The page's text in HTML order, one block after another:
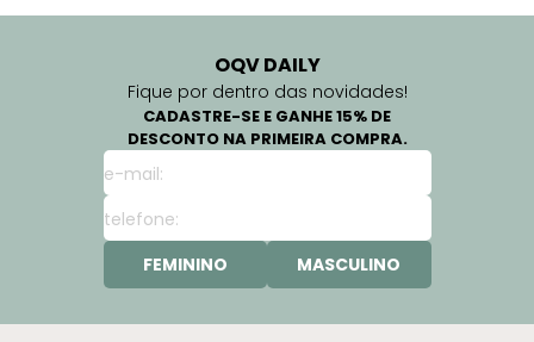
OQV DAILY
Fique por dentro das novidades!
CADASTRE-SE E GANHE 15% DE
DESCONTO NA PRIMEIRA COMPRA.
FEMININO MASCULINO